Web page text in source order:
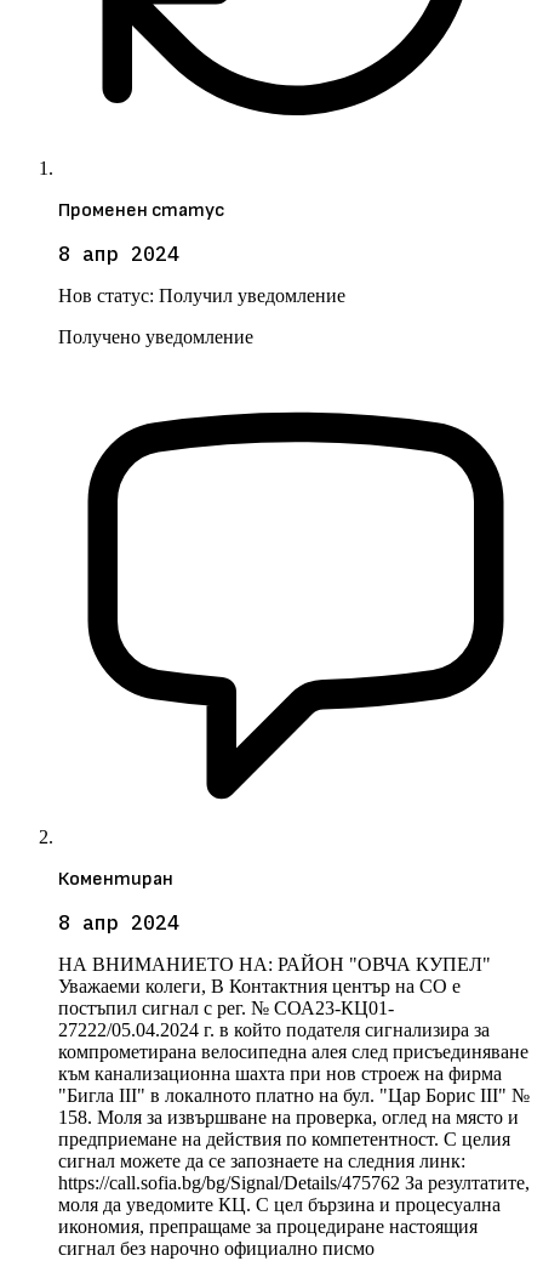
Променен статус
8 апр 2024
Нов статус: Получил уведомление
Получено уведомление
Коментиран
8 апр 2024
НА ВНИМАНИЕТО НА: РАЙОН "ОВЧА КУПЕЛ"
Уважаеми колеги, В Контактния център на СО е
постъпил сигнал с рег. № СОА23-КЦ01-
27222/05.04.2024 г. в който подателя сигнализира за
компрометирана велосипедна алея след присъединяване
към канализационна шахта при нов строеж на фирма
"Бигла III" в локалното платно на бул. "Цар Борис III" №
158. Моля за извършване на проверка, оглед на място и
предприемане на действия по компетентност. С целия
сигнал можете да се запознаете на следния линк:
https://call.sofia.bg/bg/Signal/Details/475762 За резултатите,
моля да уведомите КЦ. С цел бързина и процесуална
икономия, препращаме за процедиране настоящия
сигнал без нарочно официално писмо